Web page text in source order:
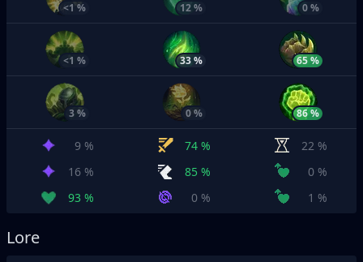
<1 % 12 % 0 %
<1 % 33 % 65 %
3 % 0 % 86 %
9 % 74 %
22 %
16 %
85 %
0 %
93 %
0 % 1 %
Lore